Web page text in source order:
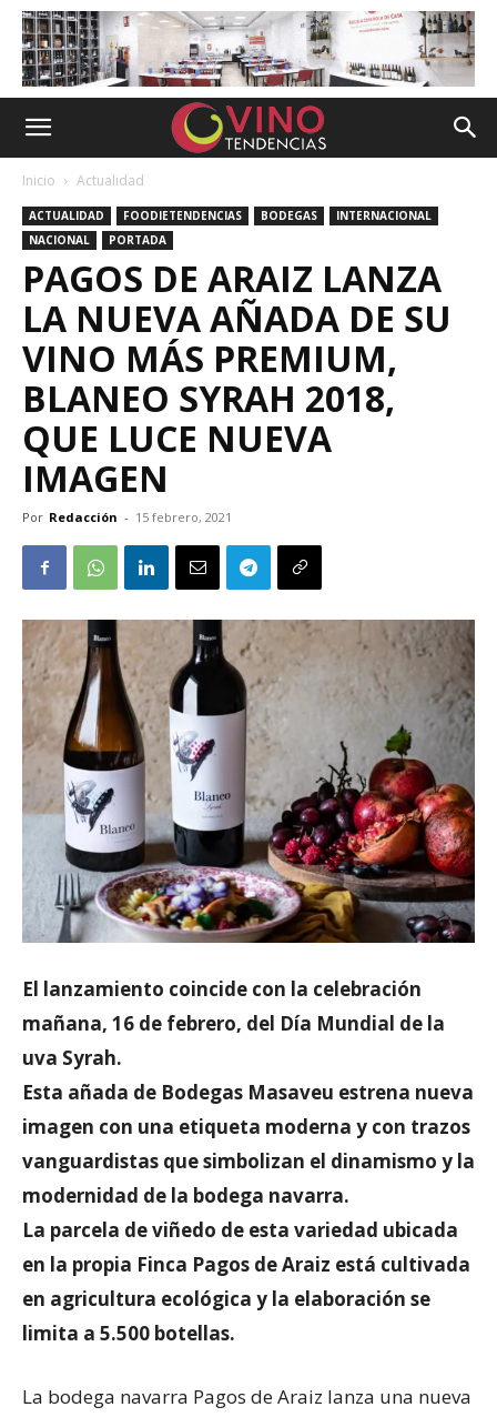
Inicio Actualidad
ACTUALIDAD FOODIETENDENCIAS BODEGAS
INTERNACIONAL
NACIONAL
PORTADA
PAGOS DE ARAIZ LANZA
LA NUEVA AÑADA DE SU
VINO MÁS PREMIUM,
BLANEO SYRAH 2018,
QUE LUCE NUEVA
IMAGEN
Por Redacción - 15 febrero, 2021
El lanzamiento coincide con la celebración
mañana, 16 de febrero, del Día Mundial de la
uva Syrah.
Esta añada de Bodegas Masaveu estrena nueva
imagen con una etiqueta moderna y con trazos
vanguardistas que simbolizan el dinamismo y la
modernidad de la bodega navarra.
La parcela de viñedo de esta variedad ubicada
en la propia Finca Pagos de Araiz está cultivada
en agricultura ecológica y la elaboración se
limita a 5.500 botellas.
La bodega navarra Pagos de Araiz lanza una nueva